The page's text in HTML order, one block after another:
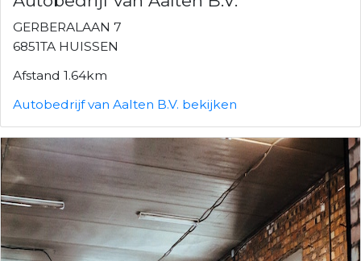
GERBERALAAN 7
6851TA HUISSEN
Afstand 1.64km
Autobedrijf van Aalten B.V. bekijken